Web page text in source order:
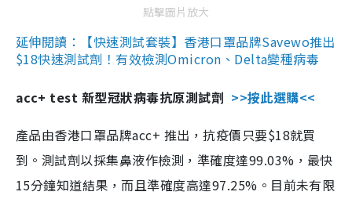
點擊圖片放大
延伸閱讀：【快速測試套裝】香港口罩品牌Savewo推出
$18快速測試劑！有效檢測Omicron、Delta變種病毒
acc+ test 新型冠狀病毒抗原測試劑 >>按此選購<<
產品由香港口罩品牌acc+ 推出，抗疫價只要$18就買
到。測試劑以採集鼻液作檢測，準確度達99.03%，最快
15分鐘知道結果，而且準確度高達97.25%。目前未有限